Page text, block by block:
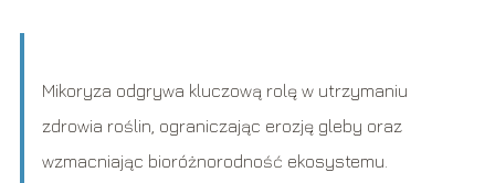
Mikoryza odgrywa kluczową rolę w utrzymaniu
zdrowia roślin, ograniczając erozję gleby oraz
wzmacniając bioróżnorodność ekosystemu.